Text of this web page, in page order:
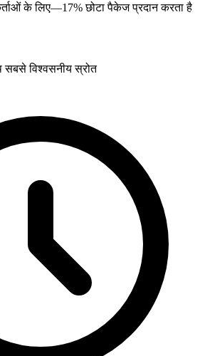
के लिए—17% छोटा पैकेज प्रदान करता है
विश्वसनीय स्रोत